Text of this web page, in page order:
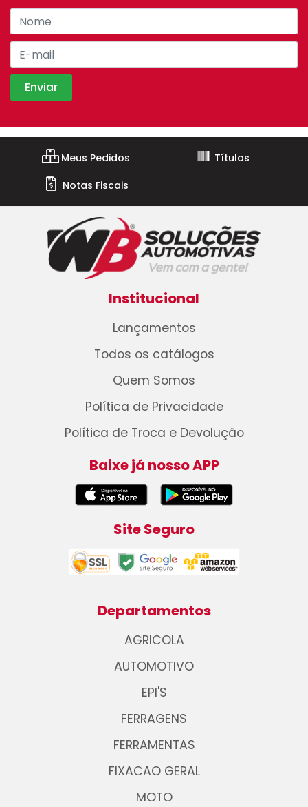
Meus Pedidos
Títulos
Notas Fiscais
Institucional
Lançamentos
Todos os catálogos
Quem Somos
Política de Privacidade
Política de Troca e Devolução
Baixe já nosso APP
Site Seguro
Departamentos
AGRICOLA
AUTOMOTIVO
EPI'S
FERRAGENS
FERRAMENTAS
FIXACAO GERAL
MOTO